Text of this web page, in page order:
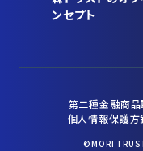
ンセプト
第二種金融商
個人情報保護方
©MORI